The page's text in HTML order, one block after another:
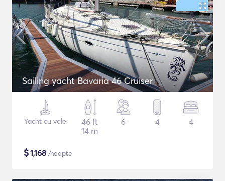
Sailing yacht Bavaria 46 Cruiser
Yacht cu vele
46 ft
14 m
6 4 4
$1,168 /noapte